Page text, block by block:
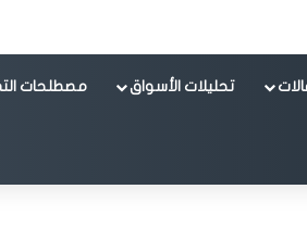
تحليلات الأسواق مصطلحات